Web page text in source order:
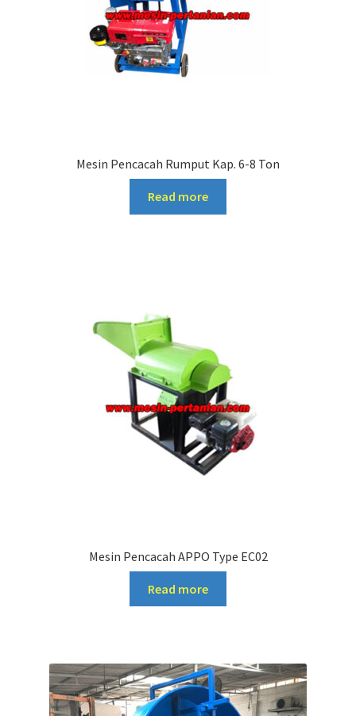
Mesin Pencacah Rumput Kap. 6-8 Ton
Read more
Mesin Pencacah APPO Type EC02
Read more